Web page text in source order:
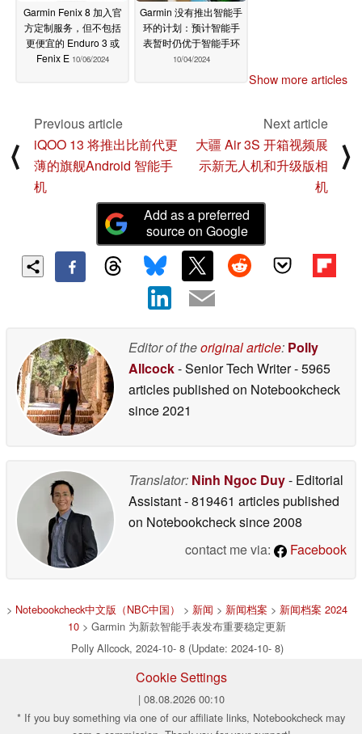
Garmin Fenix 8 加入官
方定制服务，但不包括
更便宜的 Enduro 3 或
Fenix E 10/06/2024
Garmin 没有推出智能手
环的计划：预计智能手
表暂时仍优于智能手环
10/04/2024
Show more articles
⟨
Previous article
iQOO 13 将推出比前代更
薄的旗舰Android 智能手
机
Next article
大疆 Air 3S 开箱视频展
示新无人机和升级版相
机
⟩
Add as a preferred
source on Google
Editor of theoriginal article: Polly
Allcock- Senior Tech Writer- 5965
articles published on Notebookcheck
since 2021
Translator: Ninh Ngoc Duy- Editorial
Assistant- 819461 articles published
on Notebookchecksince 2008
contact me via:
Facebook
> Notebookcheck中文版（NBC中国） > 新闻 > 新闻档案 > 新闻档案 2024
10 > Garmin 为新款智能手表发布重要稳定更新
Polly Allcock, 2024-10- 8 (Update: 2024-10- 8)
Cookie Settings
| 08.08.2026 00:10
* If you buy something via one of our affiliate links, Notebookcheck may